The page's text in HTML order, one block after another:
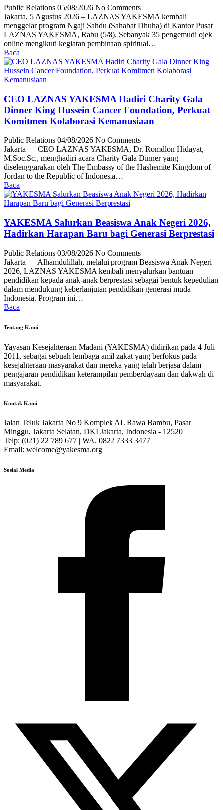
Public Relations 05/08/2026 No Comments
Jakarta, 5 Agustus 2026 – LAZNAS YAKESMA kembali
menggelar program Ngaji Sahdu (Sahabat Dhuha) di Kantor Pusat
LAZNAS YAKESMA, Rabu (5/8). Sebanyak 35 pengemudi ojek
online mengikuti kegiatan pembinaan spiritual…
Baca
CEO LAZNAS YAKESMA Hadiri Charity Gala
Dinner King Hussein Cancer Foundation, Perkuat
Komitmen Kolaborasi Kemanusiaan
Public Relations 04/08/2026 No Comments
Jakarta — CEO LAZNAS YAKESMA, Dr. Romdlon Hidayat,
M.Soc.Sc., menghadiri acara Charity Gala Dinner yang
diselenggarakan oleh The Embassy of the Hashemite Kingdom of
Jordan to the Republic of Indonesia…
Baca
YAKESMA Salurkan Beasiswa Anak Negeri 2026,
Hadirkan Harapan Baru bagi Generasi Berprestasi
Public Relations 03/08/2026 No Comments
Jakarta — Alhamdulillah, melalui program Beasiswa Anak Negeri
2026, LAZNAS YAKESMA kembali menyalurkan bantuan
pendidikan kepada anak-anak berprestasi sebagai bentuk kepedulian
dalam mendukung keberlanjutan pendidikan generasi muda
Indonesia. Program ini…
Baca
Tentang Kami
Yayasan Kesejahteraan Madani (YAKESMA) didirikan pada 4 Juli
2011, sebagai sebuah lembaga amil zakat yang berfokus pada
kesejahteraan masyarakat dan mereka yang telah berjasa dalam
pengajaran pendidikan keterampilan pemberdayaan dan dakwah di
masyarakat.
Kontak Kami
Jalan Teluk Jakarta No 9 Komplek AL Rawa Bambu, Pasar
Minggu, Jakarta Selatan, DKI Jakarta, Indonesia - 12520
Telp: (021) 22 789 677 | WA. 0822 7333 3477
Email: welcome@yakesma.org
Sosial Media